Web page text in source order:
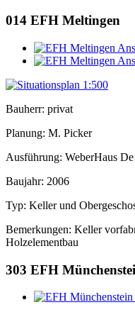
014 EFH Meltingen
Bauherr: privat
Planung: M. Picker
Ausführung: WeberHaus De
Baujahr: 2006
Typ: Keller und
Bemerkungen: Keller
Holzelementbau
303 EFH